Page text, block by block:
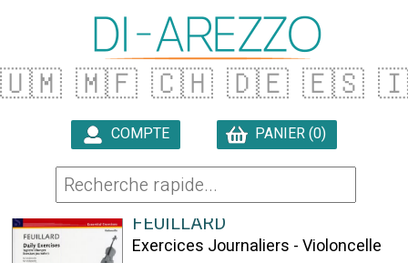
🇺🇲 🇲🇫 🇨🇭 🇩🇪 🇪🇸
COMPTE PANIER (0)
273 ARTICLES TROUVÉS
FEUILLARD
Exercices Journaliers - Violoncelle